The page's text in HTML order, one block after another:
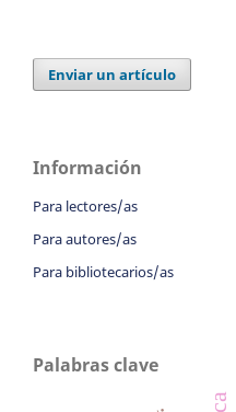
Enviar un artículo
Información
Para lectores/as
Para autores/as
Para bibliotecarios/as
Palabras clave